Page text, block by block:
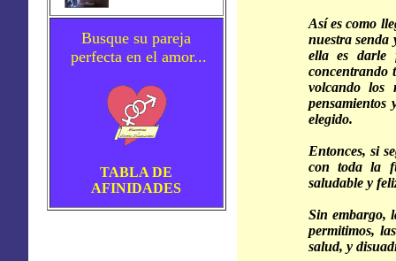
Busque su pareja
perfecta en el amor...
TABLA DE
AFINIDADES
Así es como
nuestra
ella es darle
concentrando
volcando los
elegido.
Entonces, si
con toda la
saludable y
Sin embargo,
permitimos,
salud, y